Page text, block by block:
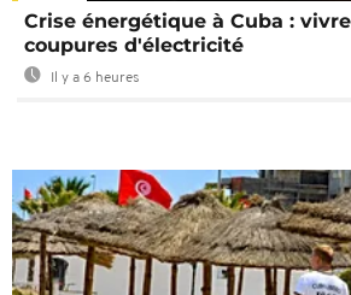
Crise énergétique à Cuba :
coupures d'électricité
Il y a 6 heures